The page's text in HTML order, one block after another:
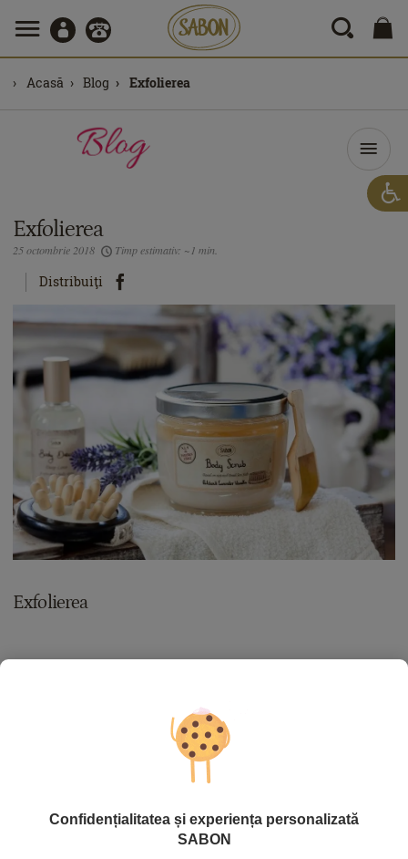
Acasă Blog Exfolierea
Exfolierea
25 octombrie 2018 Timp estimativ: ~1 min.
Distribuiţi
Exfolierea
strălucitoare, SABON vă recomandă exfoliantul de corp cu sare
Exfoliantul conține sare de la Marea Moartă și 6 uleiuri de
îngrijire: de migdale, jojoba, măsline, floarea sorelui, andiroba
și ricin. Granulele de sare detoxifiază, relaxează musculatura
hrănesc pielea, o hidratează în profunzime și îi conferă un
parfum delicat ce se menține pe toată durata zilei. Puteți alege
Confidențialitatea și experiența personalizată
SABON